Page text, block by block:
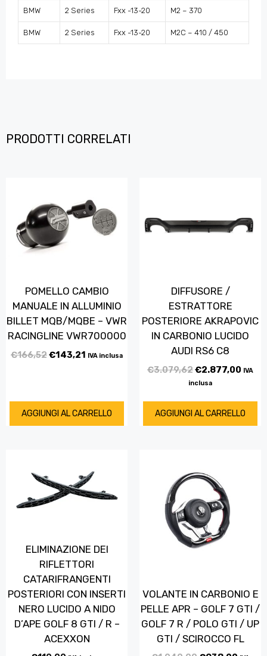
BMW 2 Series Fxx -13-20 M2 – 370
BMW 2 Series Fxx -13-20 M2C – 410 / 450
PRODOTTI CORRELATI
POMELLO CAMBIO
MANUALE IN ALLUMINIO
BILLET MQB/MQBE – VWR
RACINGLINE VWR700000
€166,52€143,21 IVA inclusa
AGGIUNGI AL CARRELLO
DIFFUSORE /
ESTRATTORE
POSTERIORE AKRAPOVIC
IN CARBONIO LUCIDO
AUDI RS6 C8
€3.079,62€2.877,00 IVA
inclusa
AGGIUNGI AL CARRELLO
ELIMINAZIONE DEI
RIFLETTORI
CATARIFRANGENTI
POSTERIORI CON INSERTI
NERO LUCIDO A NIDO
D’APE GOLF 8 GTI / R –
ACEXXON
VOLANTE IN CARBONIO E
PELLE APR – GOLF 7 GTI /
GOLF 7 R / POLO GTI / UP
GTI / SCIROCCO FL